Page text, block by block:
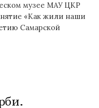
музее МАУ ЦКР
«Как жили наши
Самарской